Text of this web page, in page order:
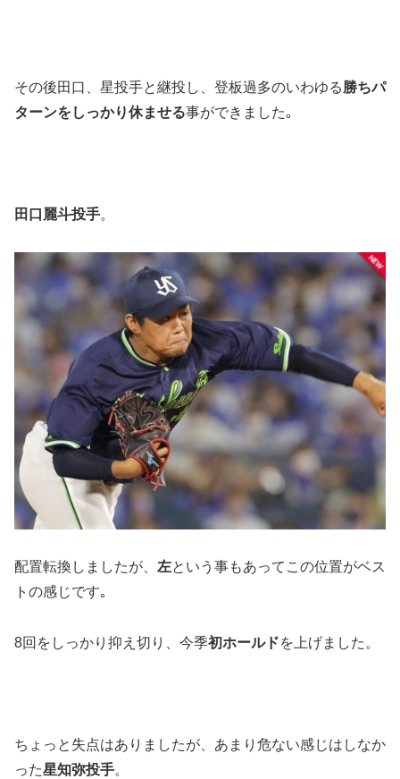
その後田口、星投手と継投し、登板過多のいわゆる勝ちパ
ターンをしっかり休ませる事ができました｡
田口麗斗投手。
配置転換しましたが、 左という事もあってこの位置がベス
トの感じです｡
8回をしっかり抑え切り、今季初ホールドを上げました。
ちょっと失点はありましたが、あまり危ない感じはしなか
った星知弥投手。